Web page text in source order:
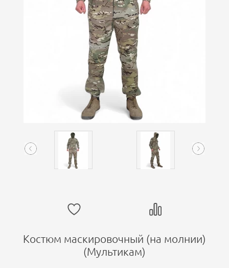
Костюм маскировочный (на молнии)
(Мультикам)